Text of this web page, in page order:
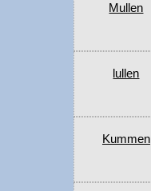
Mullen
lullen
Kummen